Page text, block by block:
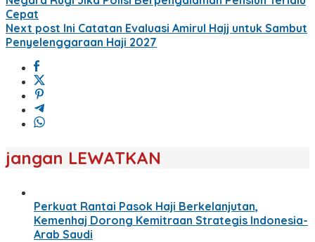
Cepat
Next post Ini Catatan Evaluasi Amirul Hajj untuk Sambut
Penyelenggaraan Haji 2027
jangan LEWATKAN
Perkuat Rantai Pasok Haji Berkelanjutan,
Kemenhaj Dorong Kemitraan Strategis Indonesia-
Arab Saudi